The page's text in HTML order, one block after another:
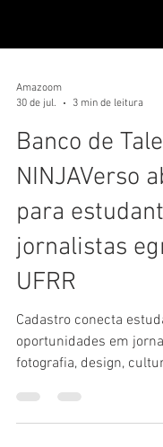
30 de jul.
3 min de leitura
Banco de
NINJAVerso
para
jornalistas
UFRR
Cadastro conecta
oportunidades em
fotografia, design,